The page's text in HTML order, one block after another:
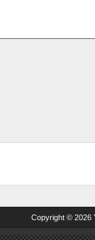
Copyright © 2026